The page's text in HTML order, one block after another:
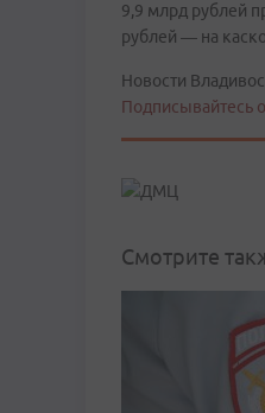
9,9 млрд рублей
рублей ― на
Новости
Подписывайтесь
Смотрите